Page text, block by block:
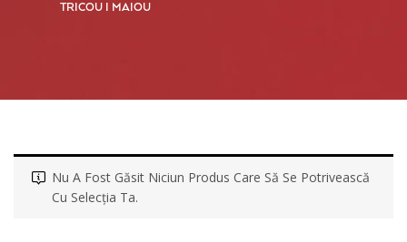
TRICOU I MAIOU
Nu A Fost Găsit Niciun Produs Care Să Se Potrivească
Cu Selecția Ta.